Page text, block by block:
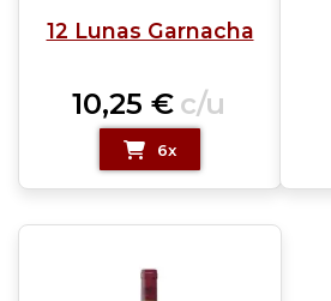
12 Lunas Garnacha
10,25 € c/u
6x